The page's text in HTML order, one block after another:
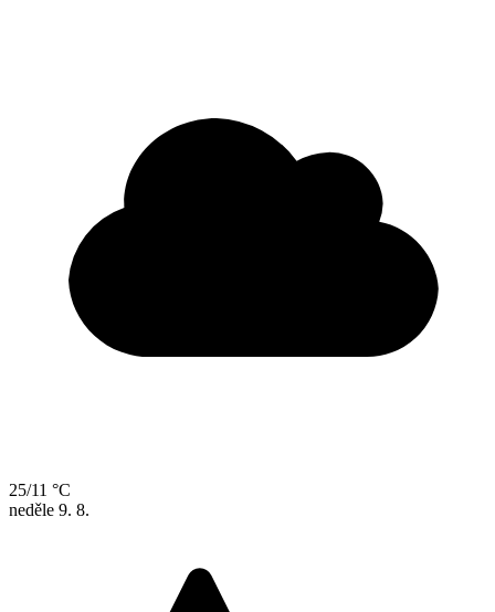
25/11 °C
neděle 9. 8.